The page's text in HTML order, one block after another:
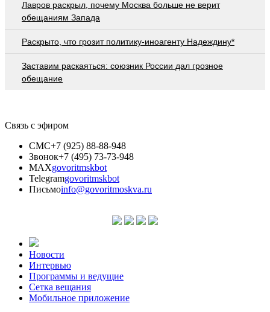
Лавров раскрыл, почему Москва больше не верит
обещаниям Запада
Раскрыто, что грозит политику-иноагенту Надеждину*
Заставим раскаяться: союзник России дал грозное
обещание
Связь с эфиром
СМС+7 (925) 88-88-948
Звонок+7 (495) 73-73-948
MAXgovoritmskbot
Telegramgovoritmskbot
Письмоinfo@govoritmoskva.ru
Новости
Интервью
Программы и ведущие
Сетка вещания
Мобильное приложение